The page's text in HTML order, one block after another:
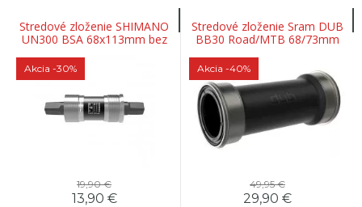
Stredové zloženie SHIMANO
UN300 BSA 68x113mm bez
Akcia -30%
19,90 €
13,90 €
Stredové zloženie Sram DUB
BB30 Road/MTB 68/73mm
Akcia -40%
49,95 €
29,90 €